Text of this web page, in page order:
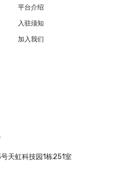
平台介绍
入驻须知
加入我们
天虹科技园1栋251室